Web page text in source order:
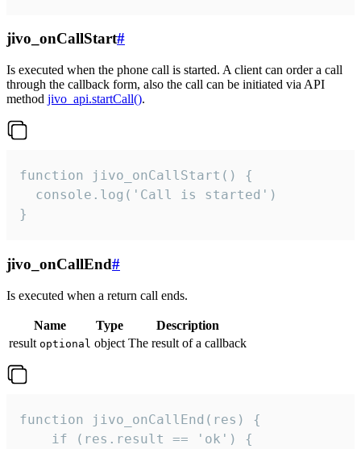
jivo_onCallStart#
Is executed when the phone call is started. A client can order a call
through the callback form, also the call can be initiated via API
method jivo_api.startCall().
function jivo_onCallStart() {
  console.log('Call is started')
}
jivo_onCallEnd#
Is executed when a return call ends.
Name Type
Description
result optional object The result of a callback
function jivo_onCallEnd(res) {
    if (res.result == 'ok') {